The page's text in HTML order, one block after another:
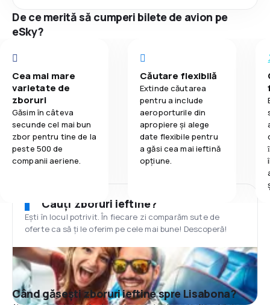
De ce merită să cumperi bilete de avion pe
eSky?
Cea mai mare
varietate de
zboruri
Găsim în câteva
secunde cel mai bun
zbor pentru tine de la
peste 500 de
companii aeriene.
Căutare flexibilă
Extinde căutarea
pentru a include
aeroporturile din
apropiere și alege
date flexibile pentru
a găsi cea mai ieftină
opțiune.
Cauți zboruri ieftine?
Ești în locul potrivit. În fiecare zi comparăm sute de
oferte ca să ți le oferim pe cele mai bune! Descoperă!
Când găsești zboruri ieftine spre Lisabona?